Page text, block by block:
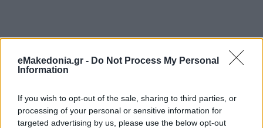
eMakedonia.gr - Do Not Process My Personal
Information
If you wish to opt-out of the sale, sharing to third parties, or
processing of your personal or sensitive information for
targeted advertising by us, please use the below opt-out